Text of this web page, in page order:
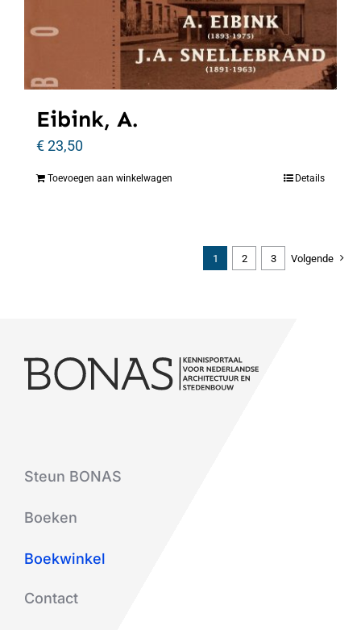
Eibink, A.
€23,50
Toevoegen aan winkelwagen Details
1 2 3 Volgende
Steun BONAS
Boeken
Boekwinkel
Contact